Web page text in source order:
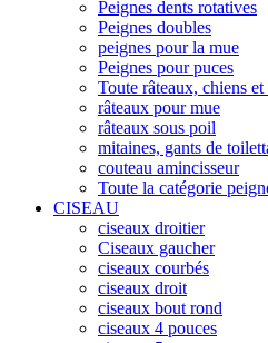
Peignes dents rotatives
Peignes doubles
peignes pour la mue
Peignes pour puces
Toute râteaux, chiens et
râteaux pour mue
râteaux sous poil
mitaines, gants de
couteau amincisseur
Toute la catégorie
CISEAU
ciseaux droitier
Ciseaux gaucher
ciseaux courbés
ciseaux droit
ciseaux bout rond
ciseaux 4 pouces